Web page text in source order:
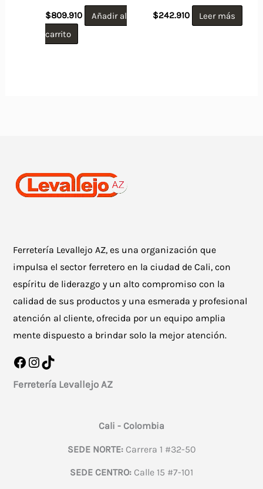
$809.910
Añadir al
carrito
$242.910 Leer más
Ferretería Levallejo AZ, es una organización que
impulsa el sector ferretero en la ciudad de Cali, con
espíritu de liderazgo y un alto compromiso con la
calidad de sus productos y una esmerada y profesional
atención al cliente, ofrecida por un equipo amplia
mente dispuesto a brindar solo la mejor atención.
Facebook
Instagram
TikTok
Ferretería Levallejo AZ
Cali - Colombia
SEDE NORTE:Carrera 1 #32-50
SEDE CENTRO: Calle 15 #7-101